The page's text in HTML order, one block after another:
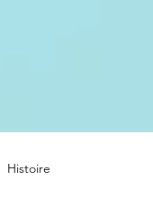
Histoire